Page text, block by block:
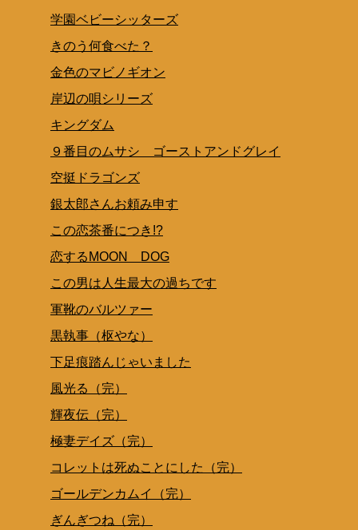
学園ベビーシッターズ
きのう何食べた？
金色のマビノギオン
岸辺の唄シリーズ
キングダム
９番目のムサシ ゴーストアンドグレイ
空挺ドラゴンズ
銀太郎さんお頼み申す
この恋茶番につき!?
恋するMOON DOG
この男は人生最大の過ちです
軍靴のバルツァー
黒執事（枢やな）
下足痕踏んじゃいました
風光る（完）
輝夜伝（完）
極妻デイズ（完）
コレットは死ぬことにした（完）
ゴールデンカムイ（完）
ぎんぎつね（完）